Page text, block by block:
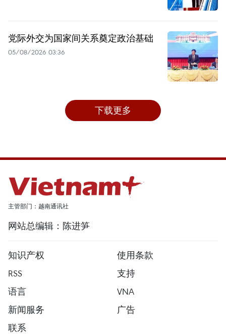
党际外交为国家间关系奠定政治基础
05/08/2026 03:36
下载更多
主管部门：越南通讯社
网站总编辑：陈进笋
知识产权
使用条款
RSS
支持
语言
VNA
新闻服务
广告
联系